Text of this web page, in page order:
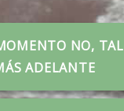
NO, TAL
ADELANTE